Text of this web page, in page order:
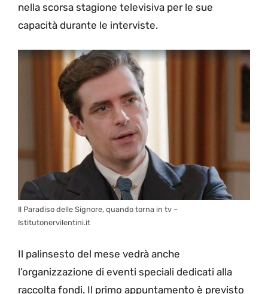
nella scorsa stagione televisiva per le sue
capacità durante le interviste.
Il Paradiso delle Signore, quando torna in tv –
Istitutonervilentini.it
Il palinsesto del mese vedrà anche
l’organizzazione di eventi speciali dedicati alla
raccolta fondi. Il primo appuntamento è previsto